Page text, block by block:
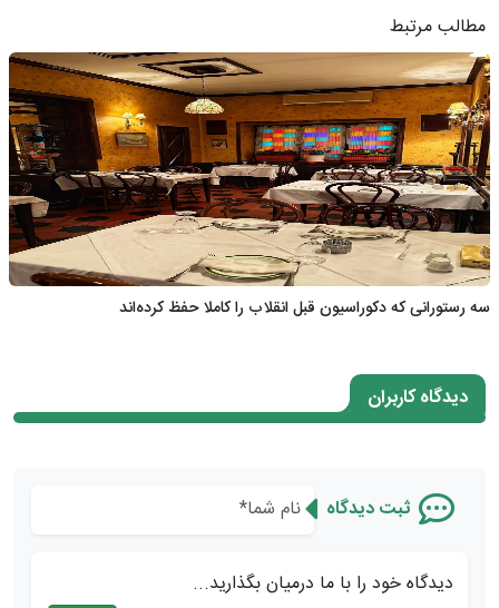
مطالب مرتبط
سه رستورانی که دکوراسیون قبل انقلاب را کاملا حفظ کرده‌اند
دیدگاه کاربران
ثبت دیدگاه
دیدگاه خود را با ما درمیان بگذارید...